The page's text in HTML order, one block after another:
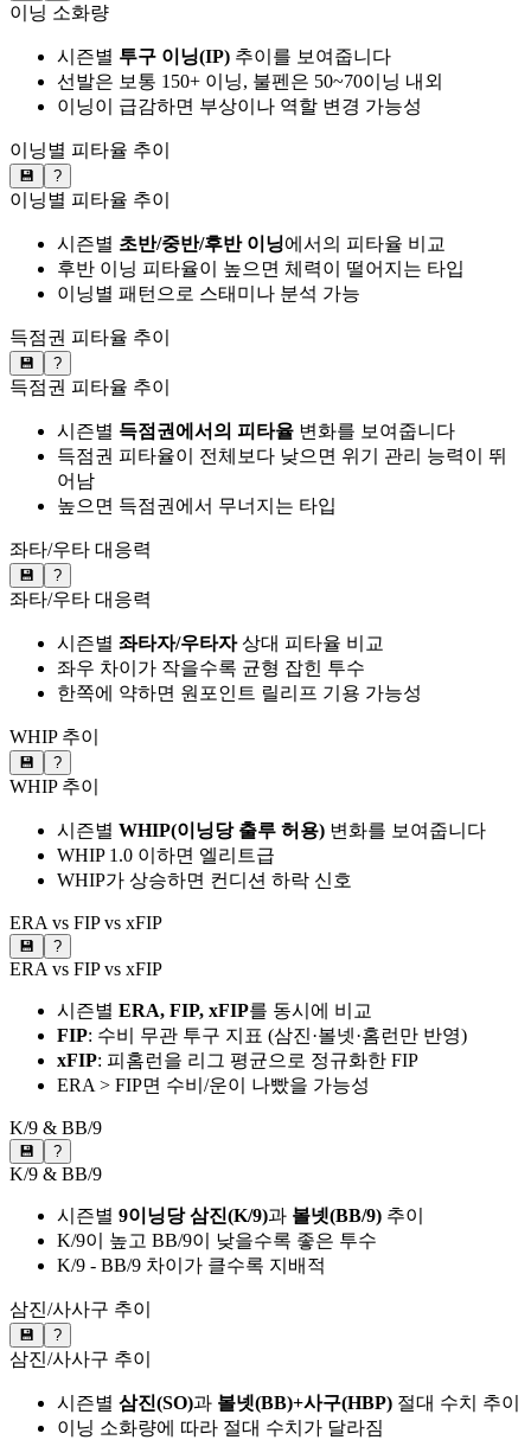
이닝 소화량
시즌별 투구 이닝(IP) 추이를 보여줍니다
선발은 보통 150+ 이닝, 불펜은 50~70이닝 내외
이닝이 급감하면 부상이나 역할 변경 가능성
이닝별 피타율 추이
💾 ?
이닝별 피타율 추이
시즌별 초반/중반/후반 이닝에서의 피타율 비교
후반 이닝 피타율이 높으면 체력이 떨어지는 타입
이닝별 패턴으로 스태미나 분석 가능
득점권 피타율 추이
💾 ?
득점권 피타율 추이
시즌별 득점권에서의 피타율 변화를 보여줍니다
득점권 피타율이 전체보다 낮으면 위기 관리 능력이 뛰
어남
높으면 득점권에서 무너지는 타입
좌타/우타 대응력
💾 ?
좌타/우타 대응력
시즌별 좌타자/우타자상대 피타율 비교
좌우 차이가 작을수록 균형 잡힌 투수
한쪽에 약하면 원포인트 릴리프 기용 가능성
WHIP 추이
💾 ?
WHIP 추이
시즌별 WHIP(이닝당 출루 허용) 변화를 보여줍니다
WHIP 1.0 이하면 엘리트급
WHIP가 상승하면 컨디션 하락 신호
ERA vs FIP vs xFIP
💾 ?
ERA vs FIP vs xFIP
시즌별 ERA, FIP, xFIP를 동시에 비교
FIP: 수비 무관 투구 지표 (삼진·볼넷·홈런만 반영)
xFIP: 피홈런을 리그 평균으로 정규화한 FIP
ERA > FIP면 수비/운이 나빴을 가능성
K/9 & BB/9
💾 ?
K/9 & BB/9
시즌별 9이닝당 삼진(K/9)과 볼넷(BB/9) 추이
K/9이 높고 BB/9이 낮을수록 좋은 투수
K/9 - BB/9 차이가 클수록 지배적
삼진/사사구 추이
💾 ?
삼진/사사구 추이
시즌별 삼진(SO)과 볼넷(BB)+사구(HBP) 절대 수치 추이
이닝 소화량에 따라 절대 수치가 달라짐